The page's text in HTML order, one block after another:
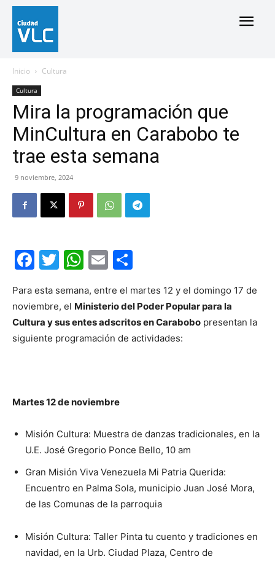
Inicio Cultura
Cultura
Mira la programación que
MinCultura en Carabobo te
trae esta semana
9 noviembre, 2024
Facebook
Twitter
WhatsApp
Email
Para esta semana, entre el martes 12 y el domingo 17 de
noviembre, el Ministerio del Poder Popular para la
Cultura y sus entes adscritos en Carabobo presentan la
siguiente programación de actividades:
Martes 12 de noviembre
Misión Cultura: Muestra de danzas tradicionales, en la
U.E. José Gregorio Ponce Bello, 10 am
Gran Misión Viva Venezuela Mi Patria Querida:
Encuentro en Palma Sola, municipio Juan José Mora,
de las Comunas de la parroquia
Misión Cultura: Taller Pinta tu cuento y tradiciones en
navidad, en la Urb. Ciudad Plaza, Centro de